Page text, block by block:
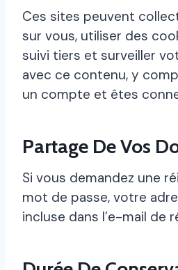
Ces sites peuvent
sur vous, utiliser des
suivi tiers et surveiller
avec ce contenu, y
un compte et êtes
Partage De Vos
Si vous demandez une
mot de passe, votre
incluse dans l’e-mail de